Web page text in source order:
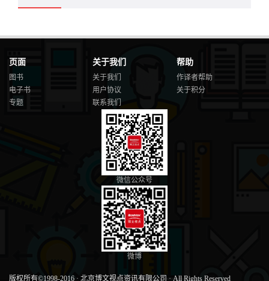
页面
图书
电子书
专题
关于我们
关于我们
用户协议
联系我们
帮助
作译者帮助
关于积分
微信公众号
微博
版权所有©1998-2016 · 北京博文视点资讯有限公司 · All Rights Reserved